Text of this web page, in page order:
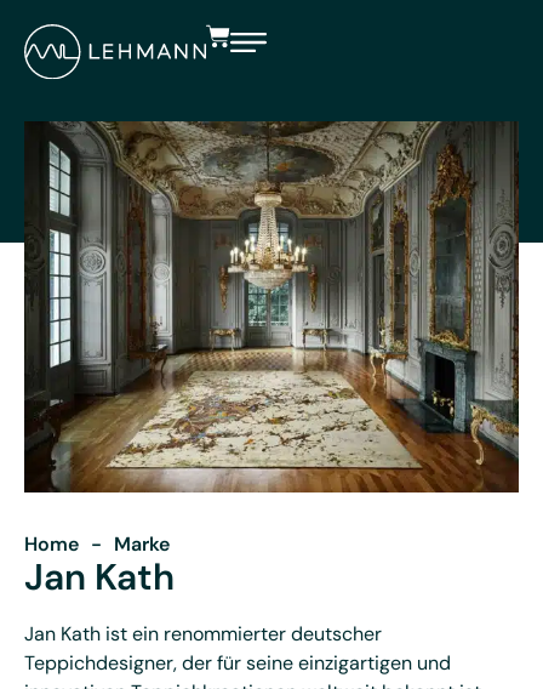
Home - Marke
Jan Kath
Jan Kath ist ein renommierter deutscher
Teppichdesigner, der für seine einzigartigen und